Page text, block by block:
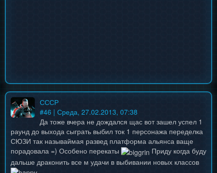
СССР
#46 | Среда, 27.02.2013, 07:38
Да тоже вчера не дождался щас вот зашел успел 1
раунд до выхода сыграть выбил ток 1 персонажа переделка
СЮЗИ так называймая развед платформа альянса ваще
порадовала =) Особено перекаты
Приду когда буду
дальше драконить все м удачи в выбивании новых классов